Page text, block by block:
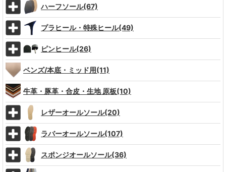
ハーフソール(67)
プラヒール・特殊ヒール(49)
ピンヒール(26)
ベンズ/本底・ミッド用(11)
牛革・豚革・合皮・生地 原板(10)
レザーオールソール(20)
ラバーオールソール(107)
スポンジオールソール(36)